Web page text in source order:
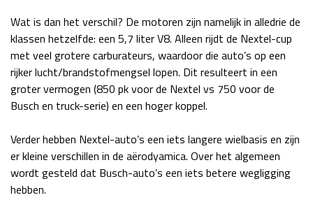
Kwalificatie
za 22:00 - 23:00
Race
zo 21:00 - 23:00
LAS VEGAS GRAND PRIX 2026 20 - 22 nov
Kwalificatie
GP ABU DHABI 2026 04 - 06 dec
Kwalificatie
za 15:00 - 16:00
Race
zo 14:00 - 16:00
Wat is dan het verschil? De motoren zijn namelijk in alledrie de
klassen hetzelfde: een 5,7 liter V8. Alleen rijdt de Nextel-cup
met veel grotere carburateurs, waardoor die auto’s op een
rijker lucht/brandstofmengsel lopen. Dit resulteert in een
groter vermogen (850 pk voor de Nextel vs 750 voor de
Busch en truck-serie) en een hoger koppel.
Verder hebben Nextel-auto’s een iets langere wielbasis en zijn
er kleine verschillen in de aërodyamica. Over het algemeen
wordt gesteld dat Busch-auto’s een iets betere wegligging
hebben.